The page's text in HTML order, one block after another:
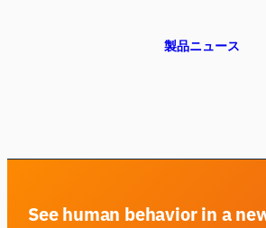
製品ニュース
See human behavior in a
質問内容に基づいて、役立つ次の質